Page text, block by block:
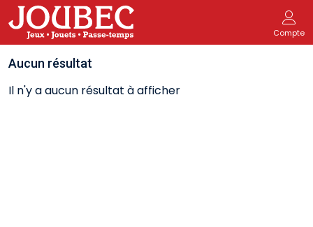
Compte
Aucun résultat
Il n'y a aucun résultat à afficher